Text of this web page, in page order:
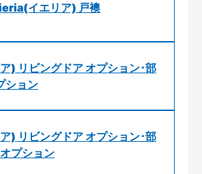
イエリア) 戸襖
) リビングドア オプション･部
ション
) リビングドア オプション･部
プション